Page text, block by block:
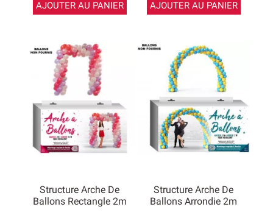
AJOUTER AU PANIER AJOUTER AU PANIER
Structure Arche De
Ballons Rectangle 2m
Structure Arche De
Ballons Arrondie 2m